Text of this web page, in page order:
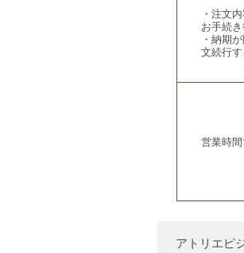
・注文
お手続き
・納期
文続行す
営業時
アトリエピ